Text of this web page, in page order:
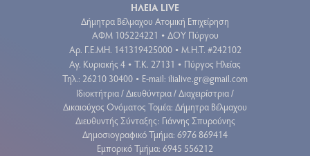
ΗΛΕΙΑ LIVE
Δήμητρα Βέλμαχου Ατομική Επιχείρηση
ΑΦΜ 105224221 • ΔΟΥ Πύργου
Aρ. Γ.Ε.ΜΗ. 141319425000 • Μ.Η.Τ. #242102
Αγ. Κυριακής 4 • Τ.Κ. 27131 • Πύργος Ηλείας
Τηλ.: 26210 30400 • E-mail: ilialive.gr@gmail.com
Ιδιοκτήτρια / Διευθύντρια / Διαχειρίστρια /
Δικαιούχος Ονόματος Τομέα: Δήμητρα Βέλμαχου
Διευθυντής Σύνταξης: Γιάννης Σπυρούνης
Δημοσιογραφικό Τμήμα: 6976 869414
Εμπορικό Τμήμα: 6945 556212